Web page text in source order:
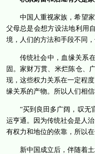
中国人重视家族，希望
父母总是会想方设法地利用
境，人们的方法和手段不同
传统社会中，血缘关系
固。家财万贯、米烂陈仓、
现，这些权力关系在一定程
缘关系的产物。所以人们相
“买到良田多广阔，叹无
运亨通。因为传统社会是人
有权力和地位的依靠，所以
新中国成立后，伴随着